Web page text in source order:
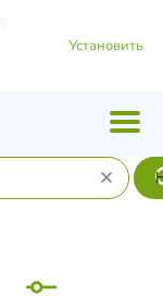
Установить